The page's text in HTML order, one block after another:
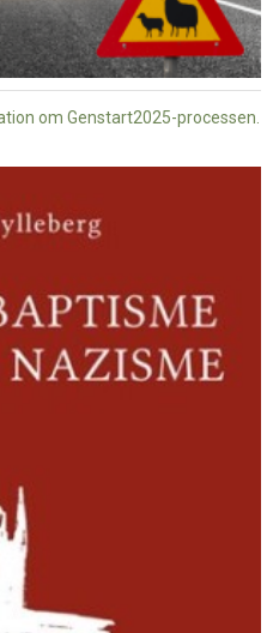
om Genstart2025-processen.